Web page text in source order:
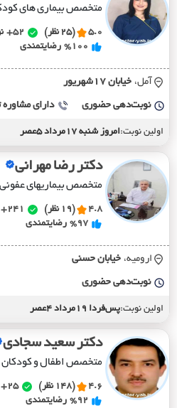
متخصص بیماری های
5.0 (25 نظر) 52+
%100 رضایتمندی
آمل، خيابان 17شهريور
نوبت‌دهی حضوری دارای مشاوره
اولین نوبت:امروز شنبه 17مرداد 5عصر
دکتر رضا مهرانی
متخصص بیماریهای
4.8 (19 نظر) 241+
%97 رضایتمندی
ارومیه، خيابان حسني
نوبت‌دهی حضوری
اولین نوبت:پس‌فردا 19مرداد 4عصر
دکتر سعید سجادی
متخصص اطفال و کودکان
4.6 (148 نظر) 25+
%92 رضایتمندی